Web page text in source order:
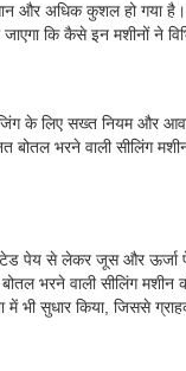
और अधिक कुशल हो गया
कि कैसे इन मशीनों ने
के लिए सख्त नियम
बोतल भरने वाली
पेय से लेकर जूस और
भरने वाली सीलिंग
सुधार किया, जिससे